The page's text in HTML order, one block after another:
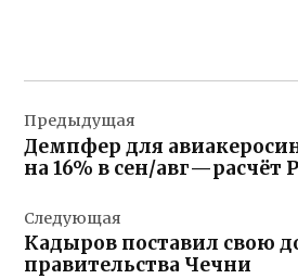
по
записям
Предыдущая
Демпфер для
на 16% в сен/авг—расчёт
Следующая
Кадыров поставил свою
правительства Чечни